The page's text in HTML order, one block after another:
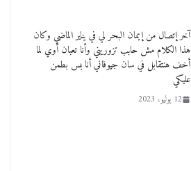
آخر إتصال من إيمان البحر لي في يناير الماضي وكان
هذا الكلام مش حابب تزوريني وأنا تعبان أوي لما
أخف هنتقابل في سان جيوفاني أنا بس بطمن
عليكي
12 يوليو، 2023